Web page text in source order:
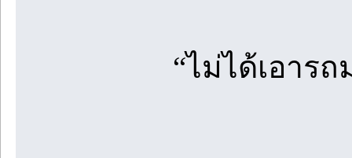
“ไม่ได้เอาร